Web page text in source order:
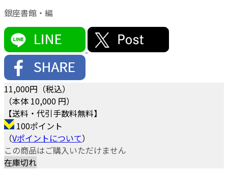
銀座書館・編
11,000円（税込）
（本体 10,000 円）
【送料・代引手数料無料】
100ポイント
（Vポイントについて）
この商品はご購入いただけません
在庫切れ